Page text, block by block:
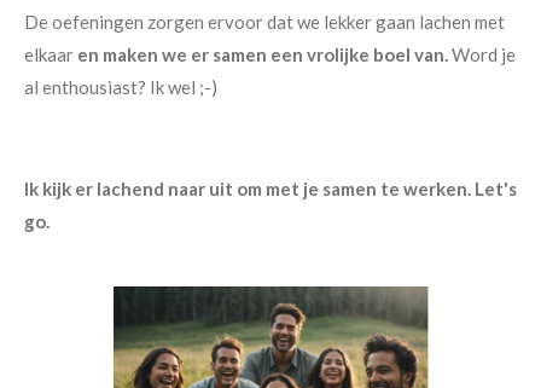
De oefeningen zorgen ervoor dat we lekker gaan lachen met
elkaar en maken we er samen een vrolijke boel van. Word je
al enthousiast? Ik wel ;-)
Ik kijk er lachend naar uit om met je samen te werken. Let's
go.